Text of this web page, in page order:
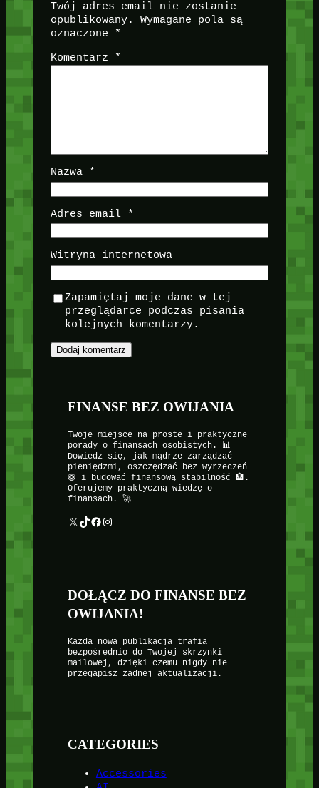
Twój adres email nie zostanie
opublikowany.
Wymagane pola są
oznaczone
*
Komentarz *
Nazwa *
Adres email *
Witryna internetowa
Zapamiętaj moje dane w tej
przeglądarce podczas pisania
kolejnych komentarzy.
FINANSE BEZ OWIJANIA
Twoje miejsce na proste i praktyczne
porady o finansach osobistych. 📊
Dowiedz się, jak mądrze zarządzać
pieniędzmi, oszczędzać bez wyrzeczeń
🛟 i budować finansową stabilność 🏦.
Oferujemy praktyczną wiedzę o
finansach. 🚀
X TikTok Facebook Instagram
DOŁĄCZ DO FINANSE BEZ
OWIJANIA!
Każda nowa publikacja trafia
bezpośrednio do Twojej skrzynki
mailowej, dzięki czemu nigdy nie
przegapisz żadnej aktualizacji.
CATEGORIES
Accessories